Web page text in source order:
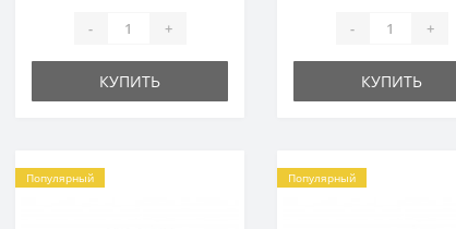
- +
КУПИТЬ
- +
КУПИТЬ
Популярный Популярный